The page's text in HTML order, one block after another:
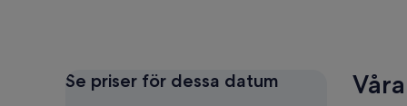
Se priser för dessa datum